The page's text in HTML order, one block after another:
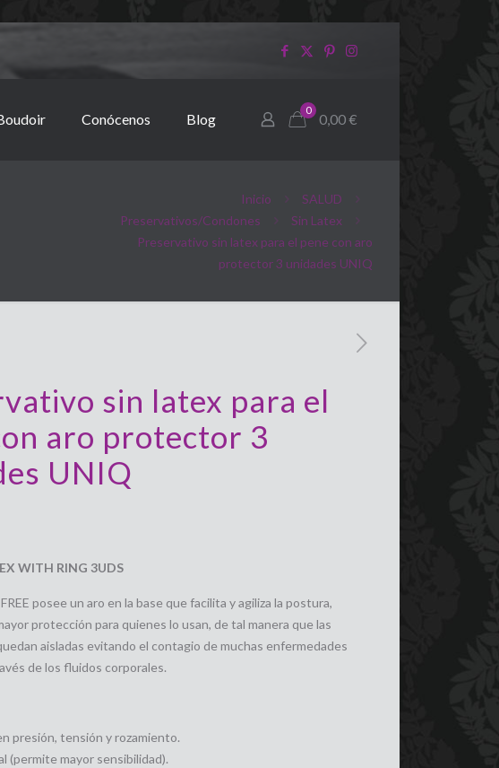
Conócenos Blog
0
0,00€
Inicio
SALUD
Preservativos/Condones
Sin Latex
Preservativo sin latex para el pene con aro
protector 3 unidades UNIQ
sin latex para el
aro protector 3
UNIQ
WITH RING 3UDS
posee un aro en la base que facilita y agiliza la postura,
protección para quienes lo usan, de tal manera que las
aisladas evitando el contagio de muchas enfermedades
de los fluidos corporales.
presión, tensión y rozamiento.
(permite mayor sensibilidad).